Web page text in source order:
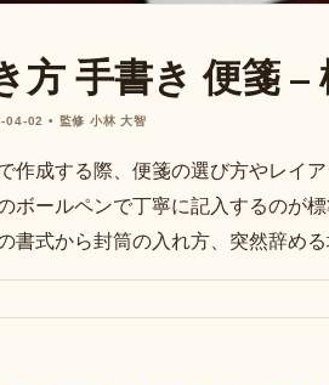
方 手書き 便箋
02 • 監修 小林 大智
作成する際、便箋の選び方やレイ
ボールペンで丁寧に記入するのが
書式から封筒の入れ方、突然辞め